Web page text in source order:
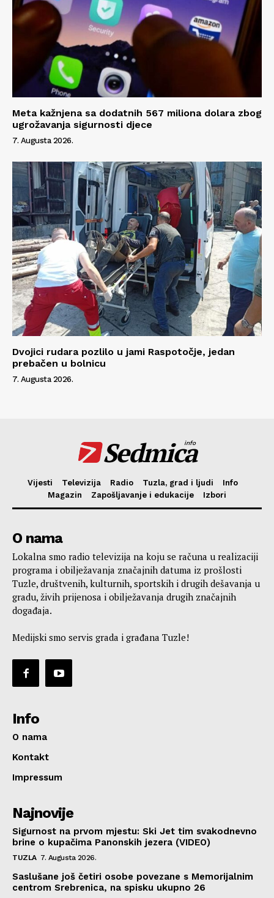
Meta kažnjena sa dodatnih 567 miliona dolara zbog
ugrožavanja sigurnosti djece
7. Augusta 2026.
Dvojici rudara pozlilo u jami Raspotočje, jedan
prebačen u bolnicu
7. Augusta 2026.
Sedmica
info
Vijesti Televizija Radio Tuzla, grad i ljudi
Info
Magazin
Zapošljavanje i edukacije Izbori
O nama
Lokalna smo radio televizija na koju se računa u realizaciji
programa i obilježavanja značajnih datuma iz prošlosti
Tuzle, društvenih, kulturnih, sportskih i drugih dešavanja u
gradu, živih prijenosa i obilježavanja drugih značajnih
događaja.
Medijski smo servis grada i građana Tuzle!
Info
O nama
Kontakt
Impressum
Najnovije
Sigurnost na prvom mjestu: Ski Jet tim svakodnevno
brine o kupačima Panonskih jezera (VIDEO)
TUZLA 7. Augusta 2026.
Saslušane još četiri osobe povezane s Memorijalnim
centrom Srebrenica, na spisku ukupno 26